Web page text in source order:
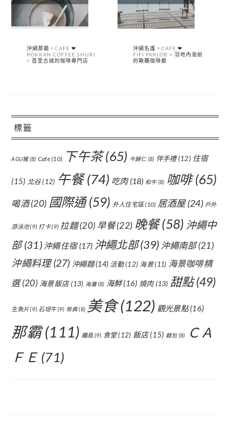
沖繩那霸。CAFE ❤︎
ROKKAN COFFEE SHURI
× 首里古城的咖啡專門店
沖繩名護。CAFE ❤︎
FIFI PARLOR × 羽地內海前
的鞦韆咖啡廳
標籤
AGU豬(8) Cafe(10) 下午茶(65) 今歸仁(8) 伴手禮(12) 住宿
(15) 北谷(12) 午餐(74) 吃肉(18) 和牛(8) 咖啡(65)
喝酒(20) 國際通(59) 外人住宅區(10) 居酒屋(24) 戶外
游泳池(9) 打卡(9) 拉麵(20) 早餐(22) 晚餐(58) 沖繩中
部(31) 沖繩住宿(17) 沖繩北部(39) 沖繩南部(21)
沖繩料理(27) 沖繩麵(14) 活動(12) 海景(11) 海景咖啡精
選(20) 海景飯店(13) 海灘(8) 海鮮(16) 燒肉(13) 甜點(49)
生魚片(9) 石垣牛(9) 祭典(8) 美食(122) 觀光景點(16)
那霸(111) 離島(9) 食堂(12) 飯店(15) 麵包 (8)
ＣＡ
ＦＥ (71)